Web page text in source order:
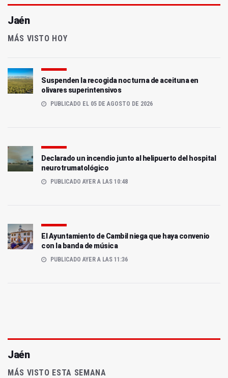
Jaén
MÁS VISTO HOY
Suspenden la recogida nocturna de aceituna en
olivares superintensivos
PUBLICADO EL 05 DE AGOSTO DE 2026
Declarado un incendio junto al helipuerto del hospital
neurotrumatológico
PUBLICADO AYER A LAS 10:48
El Ayuntamiento de Cambil niega que haya convenio
con la banda de música
PUBLICADO AYER A LAS 11:36
Jaén
MÁS VISTO ESTA SEMANA